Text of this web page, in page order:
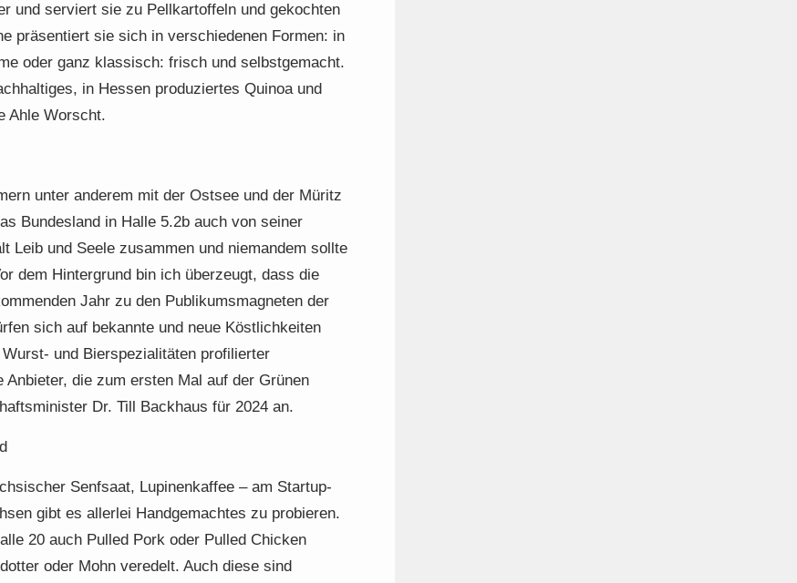
und serviert sie zu Pellkartoffeln und gekochten
präsentiert sie sich in verschiedenen Formen: in
oder ganz klassisch: frisch und selbstgemacht.
in Hessen produziertes Quinoa und
Ahle Worscht.
unter anderem mit der Ostsee und der Müritz
Bundesland in Halle 5.2b auch von seiner
Leib und Seele zusammen und niemandem sollte
dem Hintergrund bin ich überzeugt, dass die
Jahr zu den Publikumsmagneten der
sich auf bekannte und neue Köstlichkeiten
und Bierspezialitäten profilierter
die zum ersten Mal auf der Grünen
Dr. Till Backhaus für 2024 an.
Senfsaat, Lupinenkaffee – am Startup-
gibt es allerlei Handgemachtes zu probieren.
20 auch Pulled Pork oder Pulled Chicken
oder Mohn veredelt. Auch diese sind